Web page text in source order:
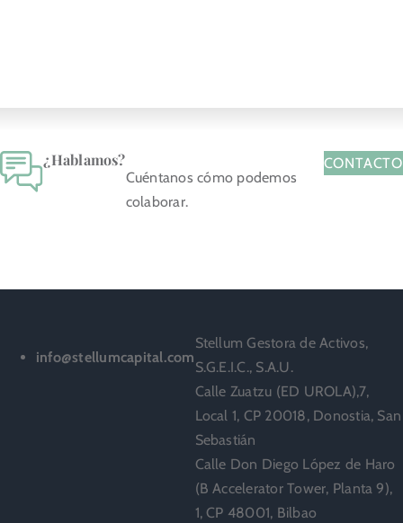
¿Hablamos?
Cuéntanos cómo podemos
colaborar.
CONTACTO
info@stellumcapital.com
Stellum Gestora de Activos,
S.G.E.I.C., S.A.U.
Calle Zuatzu (ED UROLA),7,
Local 1, CP 20018, Donostia, San
Sebastián
Calle Don Diego López de Haro
(B Accelerator Tower, Planta 9),
1, CP 48001, Bilbao